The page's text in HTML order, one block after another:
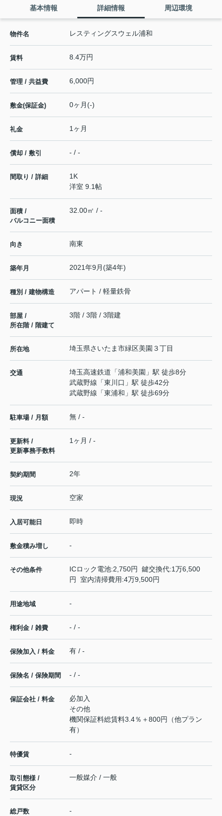
基本情報 詳細情報 周辺環境
物件名 レスティングスウェル浦和
賃料 8.4万円
管理 / 共益費 6,000円
敷金(保証金) 0ヶ月(-)
礼金 1ヶ月
償却 / 敷引 - / -
間取り / 詳細
1K
洋室 9.1帖
面積 /
バルコニー面積
32.00㎡ / -
向き 南東
築年月 2021年9月(築4年)
種別 / 建物構造 アパート / 軽量鉄骨
部屋 /
所在階 / 階建て
3階 / 3階 / 3階建
所在地 埼玉県さいたま市緑区美園 ３丁目
交通 埼玉高速鉄道 「浦和美園 」駅 徒歩8分
武蔵野線 「東川口 」駅 徒歩42分
武蔵野線 「東浦和 」駅 徒歩69分
駐車場 / 月額 無 / -
更新料 /
更新事務手数料
1ヶ月 / -
契約期間 2年
現況 空家
入居可能日 即時
敷金積み増し -
その他条件
ICロック電池:2,750円 鍵交換代:1万6,500
円 室内清掃費用:4万9,500円
用途地域 -
権利金 / 雑費 - / -
保険加入 / 料金 有 / -
保険名 / 保険期間 - / -
保証会社 / 料金
必加入
その他
機関保証料総賃料3.4％＋800円（他プラン
有）
特優賃 -
取引態様 /
賃貸区分
一般媒介 / 一般
総戸数 -